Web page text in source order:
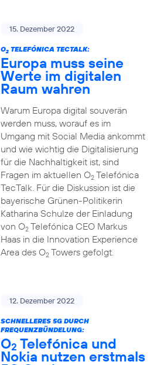
15. Dezember 2022
O2TELEFÓNICA TECTALK:
Europa muss seine
Werte im digitalen
Raum wahren
Warum Europa digital souverän
werden muss, worauf es im
Umgang mit Social Media ankommt
und wie wichtig die Digitalisierung
für die Nachhaltigkeit ist, sind
Fragen im aktuellen O2Telefónica
TecTalk. Für die Diskussion ist die
bayerische Grünen-Politikerin
Katharina Schulze der Einladung
von O2Telefónica CEO Markus
Haas in die Innovation Experience
Area des O2Towers gefolgt.
12. Dezember 2022
SCHNELLERES 5G DURCH
FREQUENZBÜNDELUNG:
O2 Telefónica und
Nokia nutzen erstmals